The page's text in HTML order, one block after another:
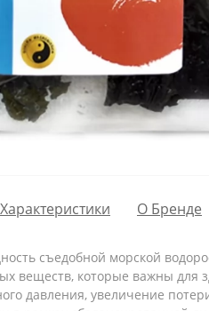
Характеристики О Бренде
съедобной морской
веществ, которые важны для
давления, увеличение